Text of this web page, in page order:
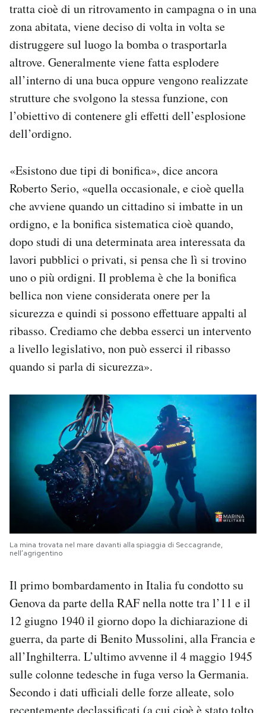
tratta cioè di un ritrovamento in campagna o in una
zona abitata, viene deciso di volta in volta se
distruggere sul luogo la bomba o trasportarla
altrove. Generalmente viene fatta esplodere
all’interno di una buca oppure vengono realizzate
strutture che svolgono la stessa funzione, con
l’obiettivo di contenere gli effetti dell’esplosione
dell’ordigno.
«Esistono due tipi di bonifica», dice ancora
Roberto Serio, «quella occasionale, e cioè quella
che avviene quando un cittadino si imbatte in un
ordigno, e la bonifica sistematica cioè quando,
dopo studi di una determinata area interessata da
lavori pubblici o privati, si pensa che lì si trovino
uno o più ordigni. Il problema è che la bonifica
bellica non viene considerata onere per la
sicurezza e quindi si possono effettuare appalti al
ribasso. Crediamo che debba esserci un intervento
a livello legislativo, non può esserci il ribasso
quando si parla di sicurezza».
La mina trovata nel mare davanti alla spiaggia di Seccagrande,
nell’agrigentino
Il primo bombardamento in Italia fu condotto su
Genova da parte della RAF nella notte tra l’11 e il
12 giugno 1940 il giorno dopo la dichiarazione di
guerra, da parte di Benito Mussolini, alla Francia e
all’Inghilterra. L’ultimo avvenne il 4 maggio 1945
sulle colonne tedesche in fuga verso la Germania.
Secondo i dati ufficiali delle forze alleate, solo
recentemente declassificati (a cui cioè è stato tolto